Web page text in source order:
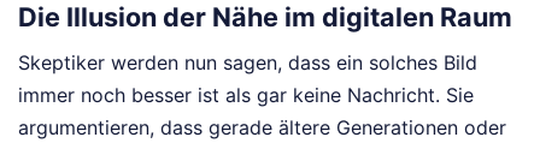
Die Illusion der Nähe im digitalen Raum
Skeptiker werden nun sagen, dass ein solches Bild
immer noch besser ist als gar keine Nachricht. Sie
argumentieren, dass gerade ältere Generationen oder